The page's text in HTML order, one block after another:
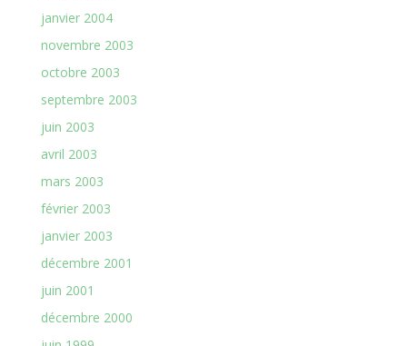
janvier 2004
novembre 2003
octobre 2003
septembre 2003
juin 2003
avril 2003
mars 2003
février 2003
janvier 2003
décembre 2001
juin 2001
décembre 2000